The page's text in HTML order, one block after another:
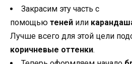
Закрасим эту часть с
помощью теней или
Лучше всего для этой цели
коричневые оттенки.